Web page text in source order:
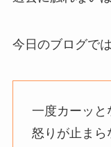
今日のブログでは
一度カーッと
怒りが止まら